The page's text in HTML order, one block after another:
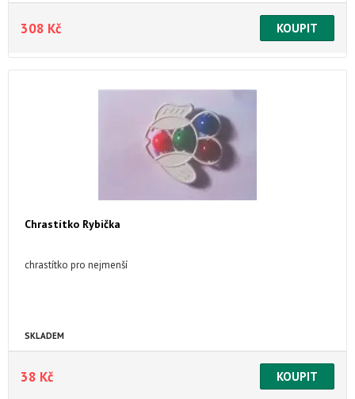
308 Kč
Chrastítko Rybička
chrastítko pro nejmenší
SKLADEM
38 Kč